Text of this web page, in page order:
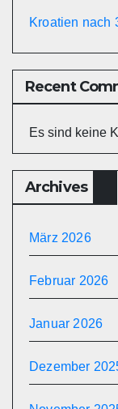
Kroatien nach
Recent
Es sind keine
Archives
März 2026
Februar 2026
Januar 2026
Dezember